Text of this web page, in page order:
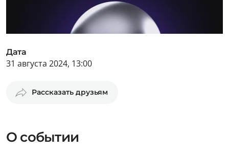
Дата
31 августа 2024, 13:00
Рассказать друзьям
О событии